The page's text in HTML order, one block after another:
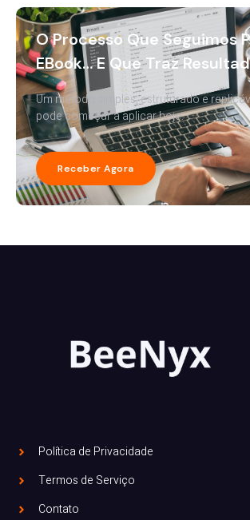
O Processo Que Seguimos
EBook… E Que Traz
Um método simples, estruturado e
pode começar a aplicar hoje.
Receber Agora
Política de Privacidade
Termos de Serviço
Contato